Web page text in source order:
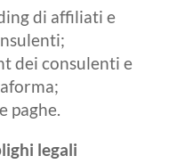
di affiliati e
dei consulenti e
paghe.
legali